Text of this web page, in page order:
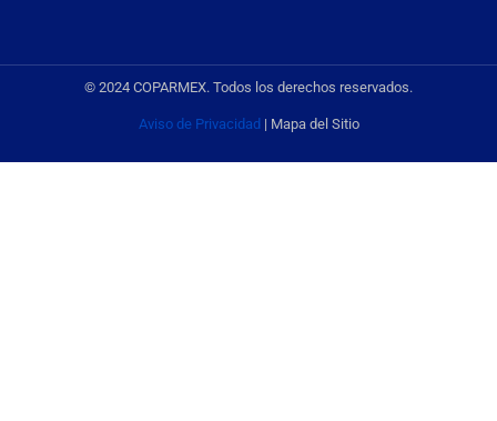
© 2024 COPARMEX. Todos los derechos reservados.
Aviso de Privacidad | Mapa del Sitio